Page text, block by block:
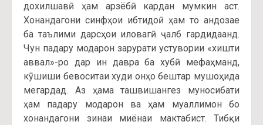
дохилшавӣ ҳам арзёбӣ кардан мумкин аст.
Хонандагони синфҳои ибтидоӣ ҳам то андозае
ба таълими дарсҳои иловагӣ ҷалб гардидаанд.
Чун падару модарон зарурати устувории «хишти
аввал»-ро дар ин давра ба хубӣ мефаҳманд,
кӯшиши бевоситаи худи онҳо бештар мушоҳида
мегардад. Аз ҳама ташвишангез муносибати
ҳам падару модарон ва ҳам муаллимон бо
хонандагони зинаи миёнаи мактабист. Тибқи